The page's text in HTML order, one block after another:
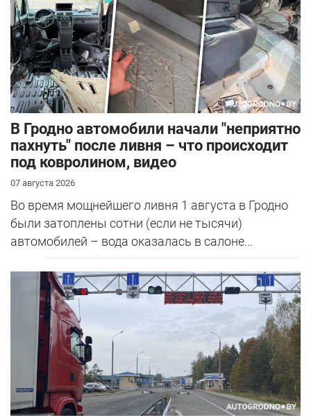
В Гродно автомобили начали "неприятно
пахнуть" после ливня – что происходит
под ковролином, видео
07 августа 2026
Во время мощнейшего ливня 1 августа в Гродно
были затоплены сотни (если не тысячи)
автомобилей – вода оказалась в салоне...